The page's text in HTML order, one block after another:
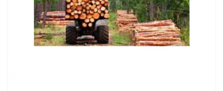
Смотреть проект